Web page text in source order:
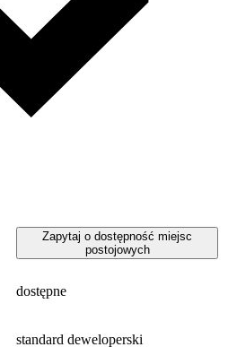
Zapytaj o dostępność miejsc
postojowych
dostępne
standard deweloperski